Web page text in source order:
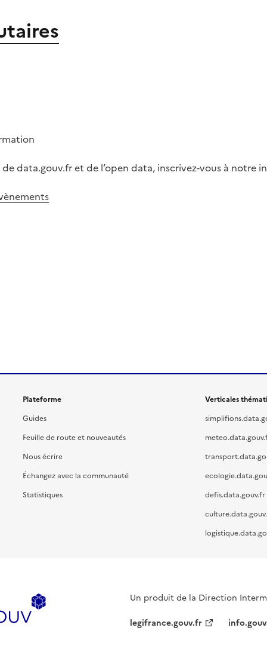
data.gouv.fr et de l’open data, inscrivez-vous à notre
Plateforme
Guides
Feuille de route et nouveautés
Nous écrire
Échangez avec la communauté
Statistiques
Verticales
defis.data.gouv.fr
Un produit de la Direction
legifrance.gouv.fr